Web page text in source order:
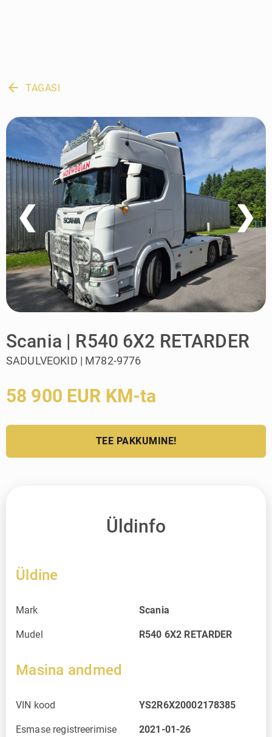
arrow_back TAGASI
❮ ❯
Scania | R540 6X2 RETARDER
SADULVEOKID | M782-9776
58 900 EUR KM-ta
TEE PAKKUMINE!
Üldinfo
Üldine
Mark Scania
Mudel R540 6X2 RETARDER
Masina andmed
VIN kood YS2R6X20002178385
Esmase registreerimise
2021-01-26